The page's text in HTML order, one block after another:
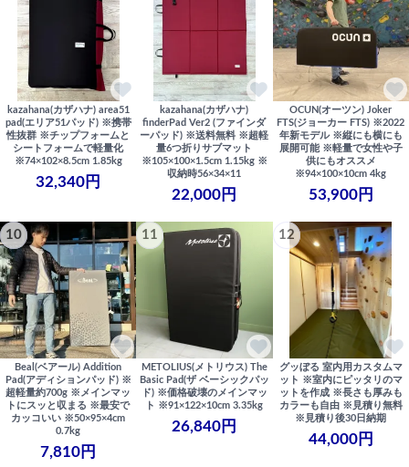
kazahana(カザハナ) area51
pad(エリア51パッド) ※携帯
性抜群 ※チップフォームと
シートフォームで軽量化
※74×102×8.5cm 1.85kg
32,340円
kazahana(カザハナ)
finderPad Ver2 (ファインダ
ーパッド) ※送料無料 ※超軽
量6つ折りサブマット
※105×100×1.5cm 1.15kg ※
収納時56×34×11
22,000円
OCUN(オーツン) Joker
FTS(ジョーカー FTS) ※2022
年新モデル ※縦にも横にも
展開可能 ※軽量で女性や子
供にもオススメ
※94×100×10cm 4kg
53,900円
10
Beal(ベアール) Addition
Pad(アディションパッド) ※
超軽量約700g ※メインマッ
トにスッと収まる ※最安で
カッコいい ※50×95×4cm
0.7kg
7,810円
11
METOLIUS(メトリウス) The
Basic Pad(ザ ベーシックパッ
ド) ※価格破壊のメインマッ
ト ※91×122×10cm 3.35kg
26,840円
12
グッぼる 室内用カスタムマ
ット ※室内にピッタリのマ
ットを作成 ※長さも厚みも
カラーも自由 ※見積り無料
※見積り後30日納期
44,000円